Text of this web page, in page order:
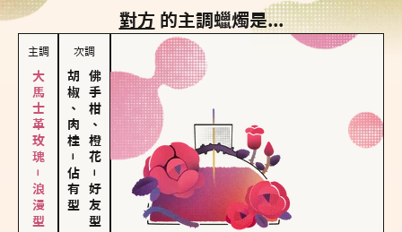
對方 的主調蠟燭是...
主調
大馬士革玫瑰－浪漫型
次調
胡椒、肉桂
－
佔有型
佛手柑、橙花
－
好友型